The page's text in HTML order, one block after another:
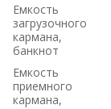
Емкость
загрузочного
кармана,
банкнот
Емкость
приемного
кармана,